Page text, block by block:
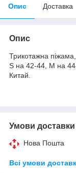
Опис Доставка
Опис
Трикотажна
S на 42-44, M на
Китай.
Умови доставки
Нова Пошта
Всі умови